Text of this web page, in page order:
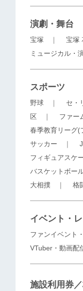
演劇・舞台
宝塚 ｜ 宝塚
ミュージカル・
スポーツ
野球 ｜ セ・
区 ｜ ファー
春季教育リーグ(
サッカー ｜
フィギュアスケ
バスケットボー
大相撲 ｜ 格
イベント・
ファンイベント
VTuber・動画配
施設利用券